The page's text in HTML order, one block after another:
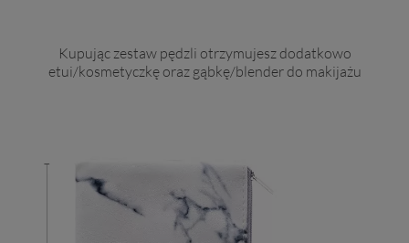
Kupując zestaw pędzli otrzymujesz dodatkowo
etui/kosmetyczkę oraz gąbkę/blender do makijażu